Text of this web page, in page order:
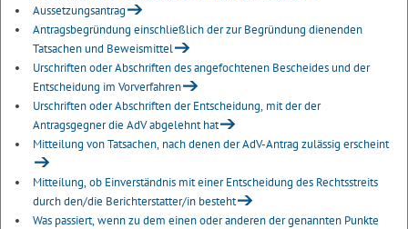
Aussetzungsantrag
Antragsbegründung einschließlich der zur Begründung dienenden
Tatsachen und Beweismittel
Urschriften oder Abschriften des angefochtenen Bescheides und der
Entscheidung im Vorverfahren
Urschriften oder Abschriften der Entscheidung, mit der der
Antragsgegner die AdV abgelehnt hat
Mitteilung von Tatsachen, nach denen der AdV-Antrag zulässig erscheint
Mitteilung, ob Einverständnis mit einer Entscheidung des Rechtsstreits
durch den/die Berichterstatter/in besteht
Was passiert, wenn zu dem einen oder anderen der genannten Punkte